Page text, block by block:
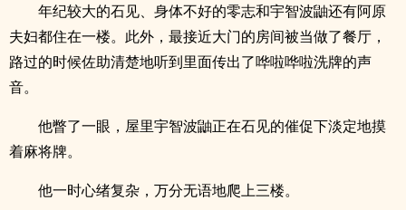
年纪较大的石见、身体不好的零志和宇智波鼬还有阿原
夫妇都住在一楼。此外，最接近大门的房间被当做了餐厅，
路过的时候佐助清楚地听到里面传出了哗啦哗啦洗牌的声
音。
他瞥了一眼，屋里宇智波鼬正在石见的催促下淡定地摸
着麻将牌。
他一时心绪复杂，万分无语地爬上三楼。